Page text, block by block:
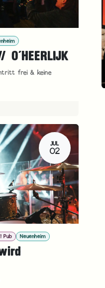
O´HEERLIJK
frei & keine
JUL
02
Pub Neuenheim